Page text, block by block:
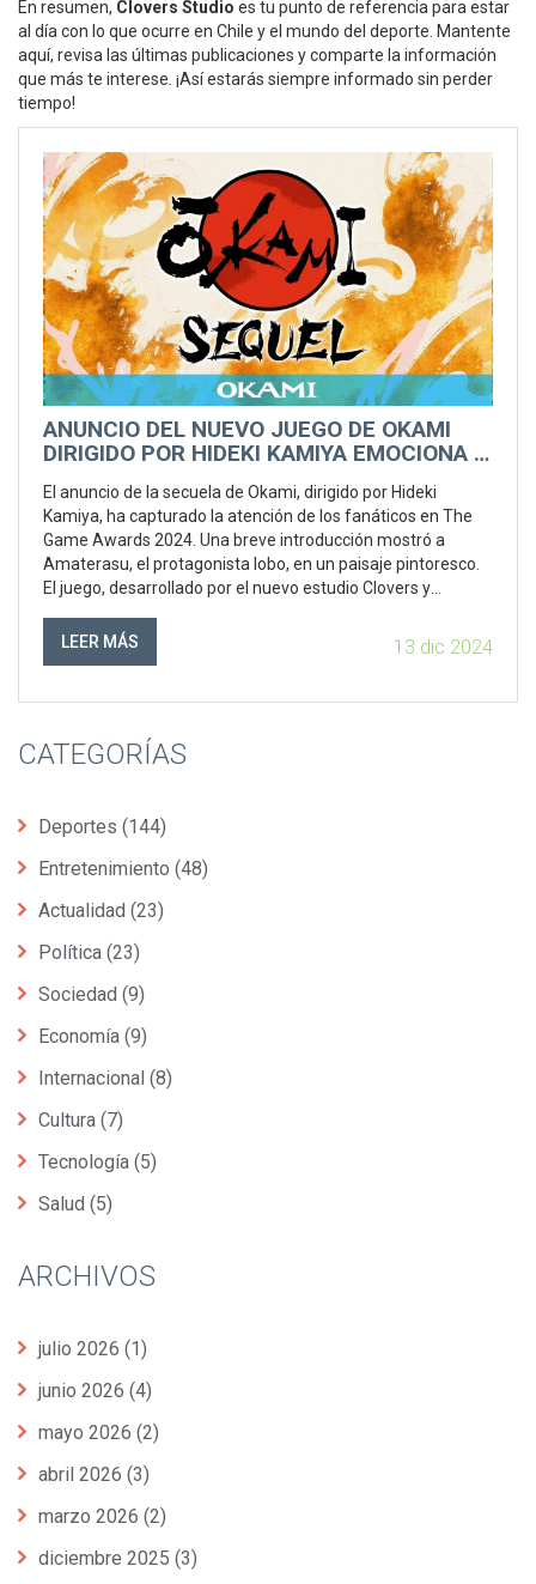
En resumen, Clovers Studio es tu punto de referencia para estar
al día con lo que ocurre en Chile y el mundo del deporte. Mantente
aquí, revisa las últimas publicaciones y comparte la información
que más te interese. ¡Así estarás siempre informado sin perder
tiempo!
ANUNCIO DEL NUEVO JUEGO DE OKAMI
DIRIGIDO POR HIDEKI KAMIYA EMOCIONA A
El anuncio de la secuela de Okami, dirigido por Hideki
Kamiya, ha capturado la atención de los fanáticos en The
Game Awards 2024. Una breve introducción mostró a
Amaterasu, el protagonista lobo, en un paisaje pintoresco.
El juego, desarrollado por el nuevo estudio Clovers y
original, aunque sin fecha o plataformas confirmadas.
LEER MÁS 13 dic 2024
CATEGORÍAS
Deportes (144)
Entretenimiento (48)
Actualidad (23)
Política (23)
Sociedad (9)
Economía (9)
Internacional (8)
Cultura (7)
Tecnología (5)
Salud (5)
ARCHIVOS
julio 2026 (1)
junio 2026 (4)
mayo 2026 (2)
abril 2026 (3)
marzo 2026 (2)
diciembre 2025 (3)